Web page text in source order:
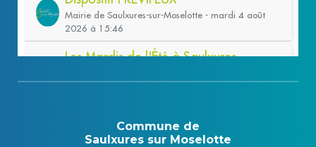
Commune de
Saulxures sur Moselotte